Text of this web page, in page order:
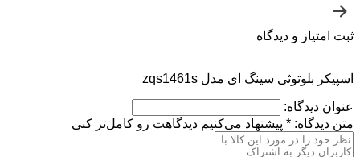
ثبت امتیاز و دیدگاه
اسپیکر بلوتوثی سینگ ای مدل zqs1461s
عنوان دیدگاه:
متن دیدگاه: * پیشنهاد می‌کنیم دیدگاهت رو کامل‌تر کنی